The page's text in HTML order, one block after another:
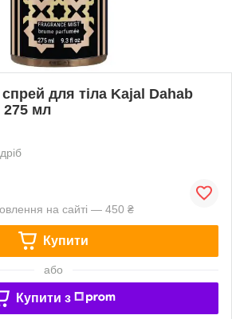
для тіла Kajal Dahab
275 мл
на сайті — 450 ₴
Купити
або
Купити з